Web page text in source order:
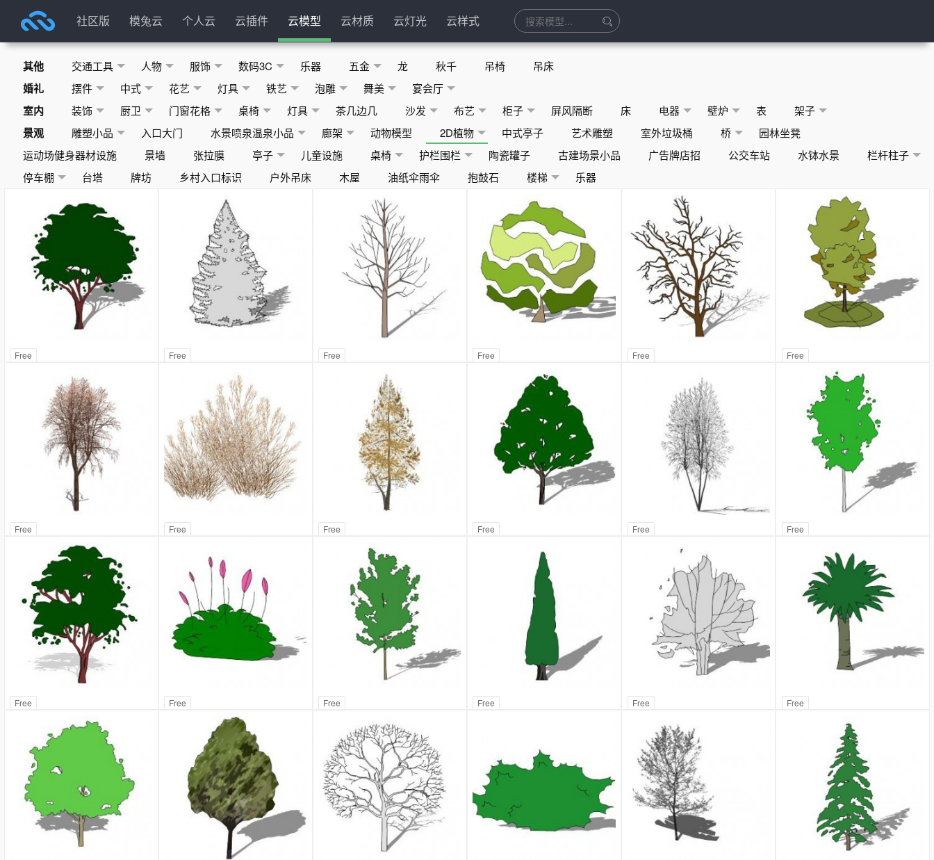
社区版 模兔云 个人云 云插件 云模型 云材质 云灯光 云样式
其他 交通工具 人物 服饰 数码3C 乐器 五金 龙 秋千 吊椅 吊床
婚礼 摆件 中式 花艺 灯具 铁艺 泡雕 舞美 宴会厅
室内 装饰 厨卫 门窗花格 桌椅 灯具 茶几边几 沙发 布艺 柜子 屏风隔断 床 电器 壁炉 表 架子
景观 雕塑小品 入口大门 水景喷泉温泉小品 廊架 动物模型 2D植物 中式亭子 艺术雕塑 室外垃圾桶 桥
园林坐凳
运动场健身器材设施
景墙 张拉膜 亭子 儿童设施 桌椅 护栏围栏 陶瓷罐子 古建场景小品 广告牌店招 公交车站 水钵水景
栏杆柱子
停车棚
台塔 牌坊 乡村入口标识 户外吊床 木屋 油纸伞雨伞 抱鼓石 楼梯 乐器
Free Free Free Free Free Free
Free Free Free Free Free Free
Free Free Free Free Free Free